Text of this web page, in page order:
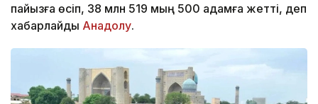
пайызға өсіп, 38 млн 519 мың 500 адамға жетті, деп
хабарлайды Анадолу.